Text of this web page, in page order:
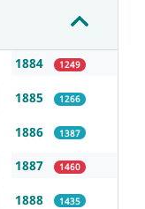
1884 1249
1885 1266
1886 1387
1887 1460
1888 1435